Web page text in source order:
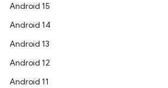
Android 15
Android 14
Android 13
Android 12
Android 11